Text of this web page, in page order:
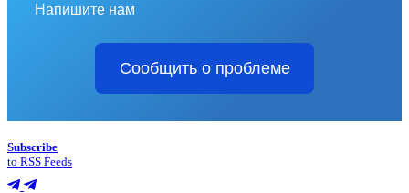
Напишите нам
Сообщить о проблеме
Subscribe
to RSS Feeds